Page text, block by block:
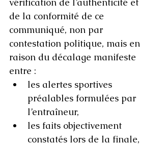
de la conformité de ce
communiqué, non par
contestation politique, mais en
raison du décalage manifeste
entre :
les alertes sportives
préalables formulées par
l’entraîneur,
les faits objectivement
constatés lors de la finale,